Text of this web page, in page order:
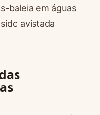
baleia em águas
avistada